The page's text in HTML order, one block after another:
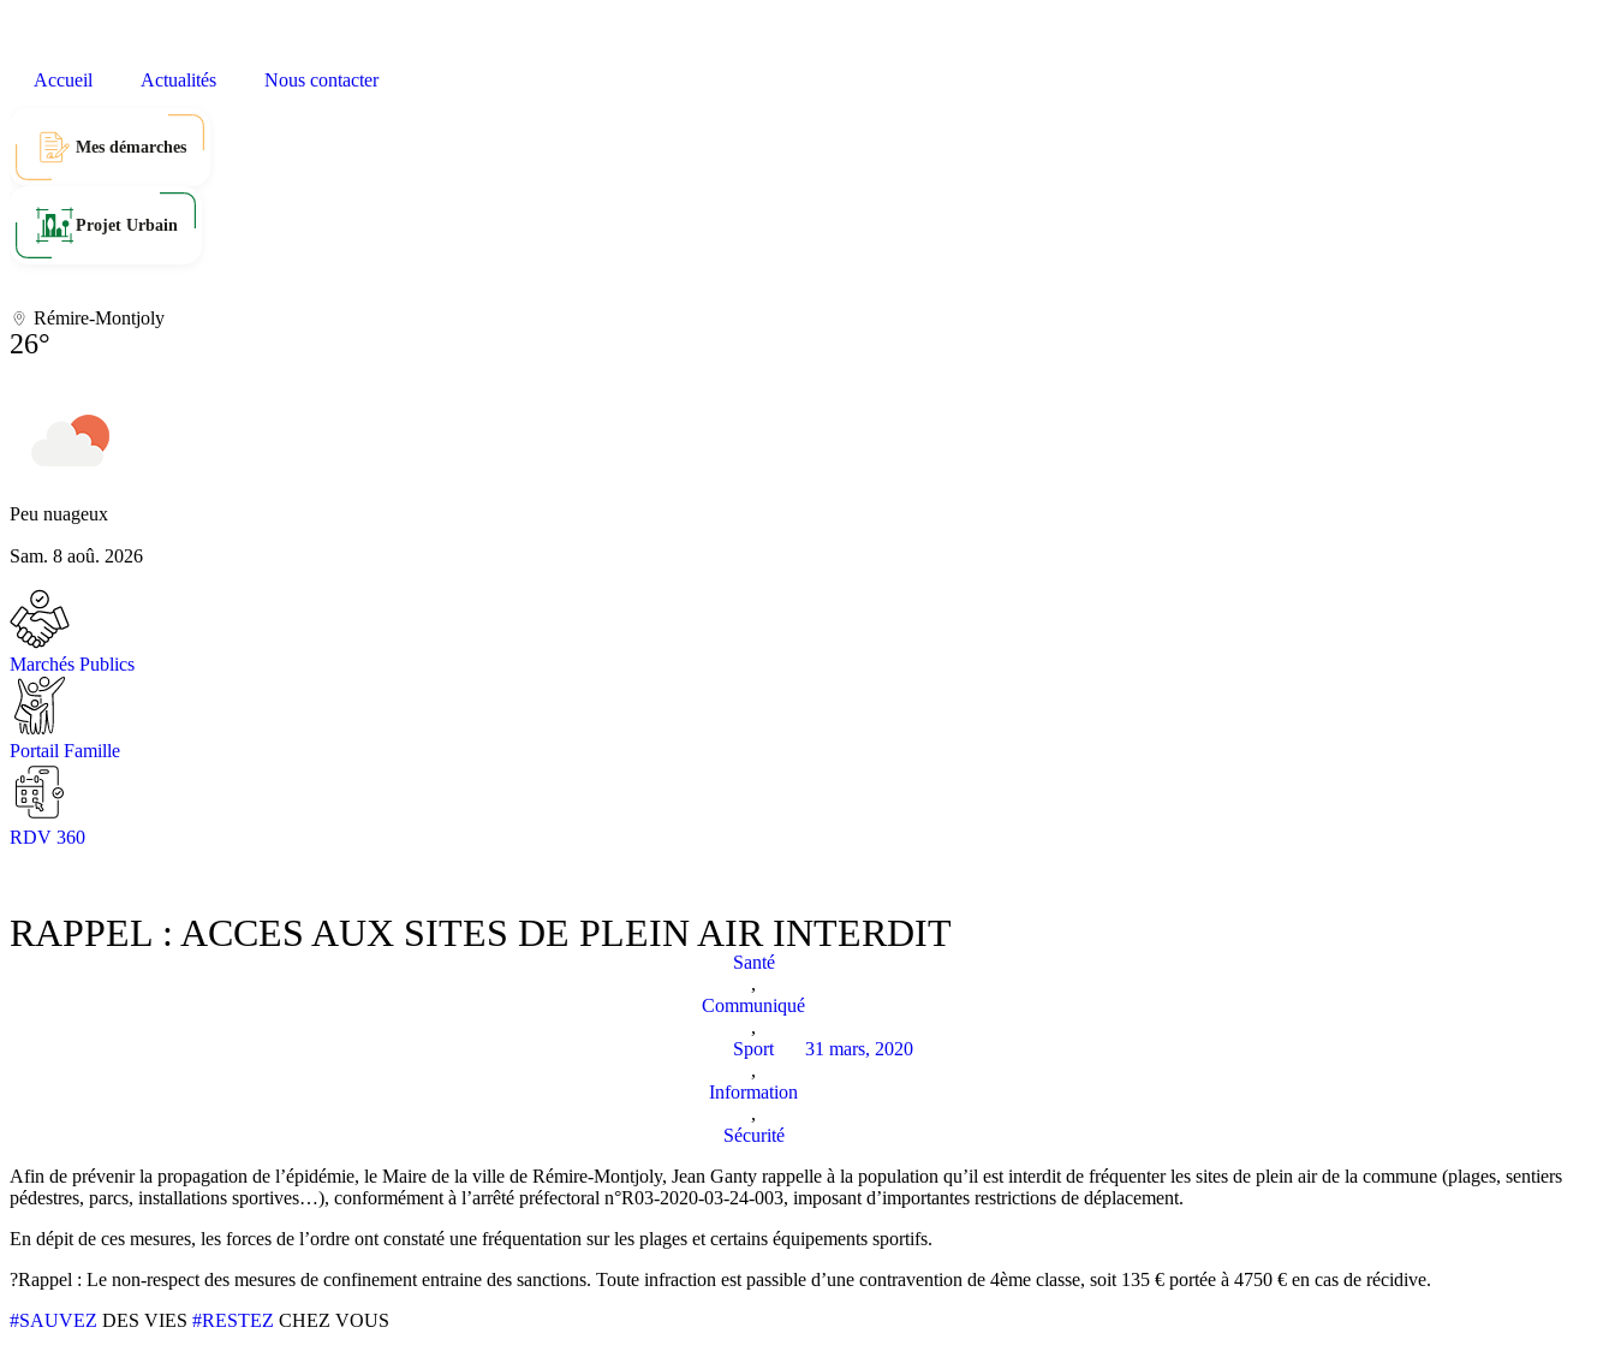
Accueil Actualités Nous contacter
Mes démarches
Projet Urbain
Rémire-Montjoly
26°
Peu nuageux
Sam. 8 aoû. 2026
Marchés Publics
Portail Famille
RDV 360
RAPPEL : ACCES AUX SITES DE PLEIN AIR INTERDIT
Santé
,
Communiqué
,
Sport
,
Information
,
Sécurité
31 mars, 2020
Afin de prévenir la propagation de l’épidémie, le Maire de la ville de Rémire-Montjoly, Jean Ganty rappelle à la population qu’il est interdit de fréquenter les sites de plein air de la commune (plages, sentiers
pédestres, parcs, installations sportives…), conformément à l’arrêté préfectoral n°R03-2020-03-24-003, imposant d’importantes restrictions de déplacement.
En dépit de ces mesures, les forces de l’ordre ont constaté une fréquentation sur les plages et certains équipements sportifs.
?Rappel : Le non-respect des mesures de confinement entraine des sanctions. Toute infraction est passible d’une contravention de 4ème classe, soit 135 € portée à 4750 € en cas de récidive.
#SAUVEZ DES VIES #RESTEZ CHEZ VOUS